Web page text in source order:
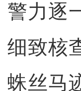
警力逐
细致核
蛛丝马